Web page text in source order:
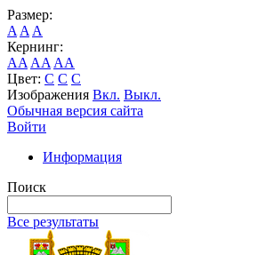
Размер:
A A A
Кернинг:
AA AA AA
Цвет: C C C
Изображения Вкл. Выкл.
Обычная версия сайта
Войти
Информация
Поиск
Все результаты